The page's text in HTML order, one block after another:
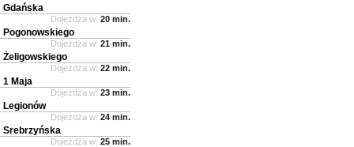
Gdańska
Dojeżdża w: 20 min.
Pogonowskiego
Dojeżdża w: 21 min.
Żeligowskiego
Dojeżdża w: 22 min.
1 Maja
Dojeżdża w: 23 min.
Legionów
Dojeżdża w: 24 min.
Srebrzyńska
Dojeżdża w: 25 min.